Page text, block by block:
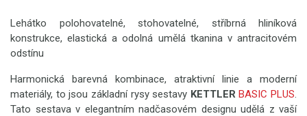
Lehátko polohovatelné, stohovatelné, stříbrná hliníková
konstrukce, elastická a odolná umělá tkanina v antracitovém
odstínu
Harmonická barevná kombinace, atraktivní linie a moderní
materiály, to jsou základní rysy sestavy KETTLER BASIC PLUS.
Tato sestava v elegantním nadčasovém designu udělá z vaší